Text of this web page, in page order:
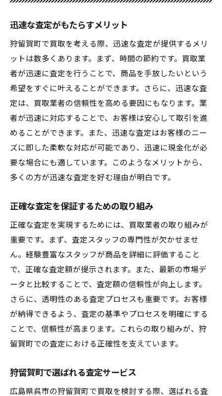
迅速な査定がもたらすメリット
狩留賀町で買取を考える際、迅速な査定が提供するメリ
ットは数多くあります。まず、時間の節約です。買取業
者が迅速に査定を行うことで、商品を手放したいという
希望をすぐに叶えることができます。さらに、迅速な査
定は、買取業者の信頼性を高める要因にもなります。業
者が迅速に対応することで、お客様は安心して取引を進
めることができます。また、迅速な査定はお客様のニー
ズに即した柔軟な対応が可能であり、迅速に現金化が必
要な場合にも適しています。このようなメリットから、
多くの方が迅速な査定を好む理由が明白です。
正確な査定を保証するための取り組み
正確な査定を実現するためには、買取業者の取り組みが
重要です。まず、査定スタッフの専門性が欠かせませ
ん。経験豊富なスタッフが商品を詳細に評価すること
で、正確な査定額が提示されます。また、最新の市場デ
ータと比較することで、査定額の信頼性が向上します。
さらに、透明性のある査定プロセスも重要です。お客様
が納得できるよう、査定の基準やプロセスを明確にする
ことで、信頼性が高まります。これらの取り組みが、狩
留賀町での査定における正確性を支えています。
狩留賀町で選ばれる査定サービス
広島県呉市の狩留賀町で買取を検討する際、選ばれる査